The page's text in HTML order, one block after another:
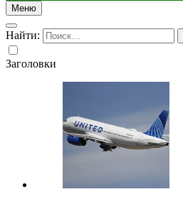
Меню
Найти:
Заголовки